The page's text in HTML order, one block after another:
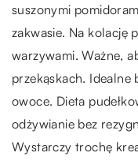
suszonymi
zakwasie. Na kolację
warzywami. Ważne,
przekąskach. Idealne
owoce. Dieta
odżywianie bez
Wystarczy trochę